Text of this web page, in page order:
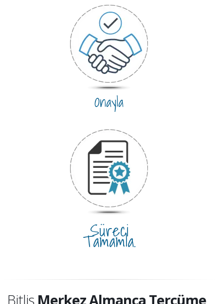
Onayla
Süreci
Tamamla.
Bitlis Merkez Almanca Tercüme